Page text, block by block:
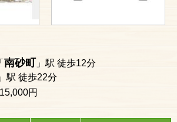
南砂町 」駅 徒歩12分
」駅 徒歩22分
円